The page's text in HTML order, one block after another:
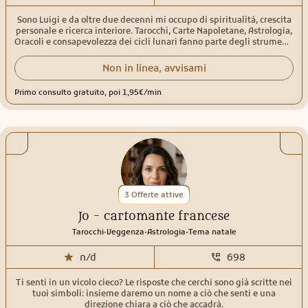
Sono Luigi e da oltre due decenni mi occupo di spiritualità, crescita
personale e ricerca interiore. Tarocchi, Carte Napoletane, Astrologia,
Oracoli e consapevolezza dei cicli lunari fanno parte degli strumenti
attraverso lo studio delle tradizioni stregoniche e della spiritualità
Neo Pagana. Attraverso il linguaggio dei simboli aiuto a fare luce su
consapevolezza e nuove prospettive nei momenti di dubbio, scelta
o trasformazione. Il mio approccio nasce dall'incontro tra studio,
ascolto autentico in cui ogni consulto possa diventare
un'opportunità di maggiore consapevolezza e comprensione del
proprio percorso. Che la tua richiesta riguardi l'amore, il lavoro, la
crescita personale o il tuo cammino spirituale, il mio intento è
aiutarti a riconoscere le energie e le dinamiche in gioco, valorizzare
le tue risorse interiori e affrontare il futuro con maggiore chiarezza e
fiducia.
Non in linea, avvisami
Primo consulto gratuito, poi 1,95€/min
3 Offerte attive
Jo - cartomante francese
Tarocchi.Veggenza.Astrologia.Tema natale
n/d 698
Ti senti in un vicolo cieco? Le risposte che cerchi sono già scritte nei
tuoi simboli: insieme daremo un nome a ciò che senti e una
direzione chiara a ciò che accadrà.